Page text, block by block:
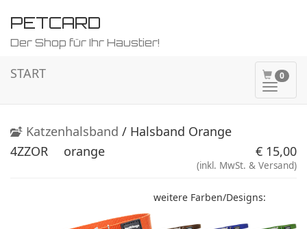
PETCARD
Der Shop für Ihr Haustier!
0
ein-/
START
Katzenhalsband / Halsband Orange
4ZZOR
orange € 15,00
(inkl. MwSt. & Versand)
weitere Farben/Designs: